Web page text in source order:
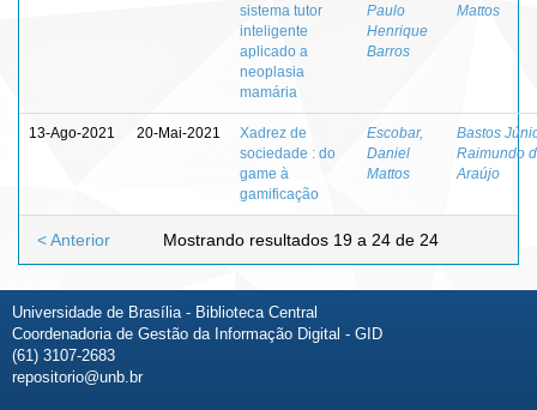
sistema tutor
inteligente
aplicado a
neoplasia
mamária
Paulo
Henrique
Barros
Mattos
13-Ago-2021 20-Mai-2021
Xadrez de
sociedade : do
game à
gamificação
Escobar,
Daniel
Mattos
Bastos
Raimundo
Araújo
Mostrando resultados 19 a 24 de 24
< Anterior
Universidade de Brasília - Biblioteca Central
Coordenadoria de Gestão da Informação Digital - GID
(61) 3107-2683
repositorio@unb.br